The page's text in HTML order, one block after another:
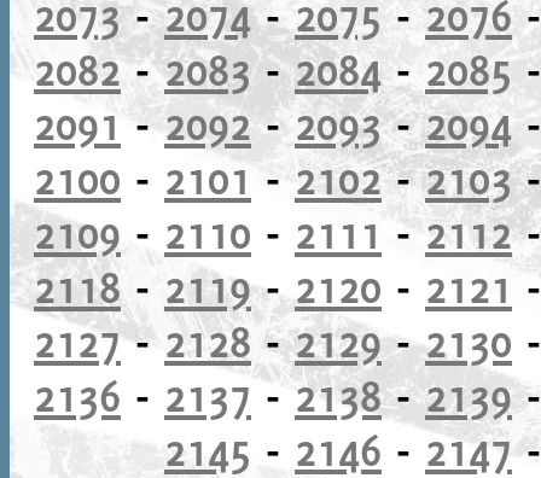
2073-2074-2075-2076
2082-2083-2084- 2085
2091 -2092-2093-2094
2100 - 2101-2102-2103
2109 - 2110 - 2111 - 2112
2118- 2119-2120 - 2121
2127- 2128-2129-2130
2136 - 2137-2138-2139
2145 - 2146 - 2147